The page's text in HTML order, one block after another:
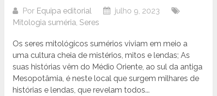
Por Equipa editorial
julho 9, 2023
Mitologia suméria,Seres
Os seres mitológicos sumérios viviam em meio a
uma cultura cheia de mistérios, mitos e lendas; As
suas histórias vêm do Médio Oriente, ao sul da antiga
Mesopotâmia, é neste local que surgem milhares de
histórias e lendas, que revelam todos...